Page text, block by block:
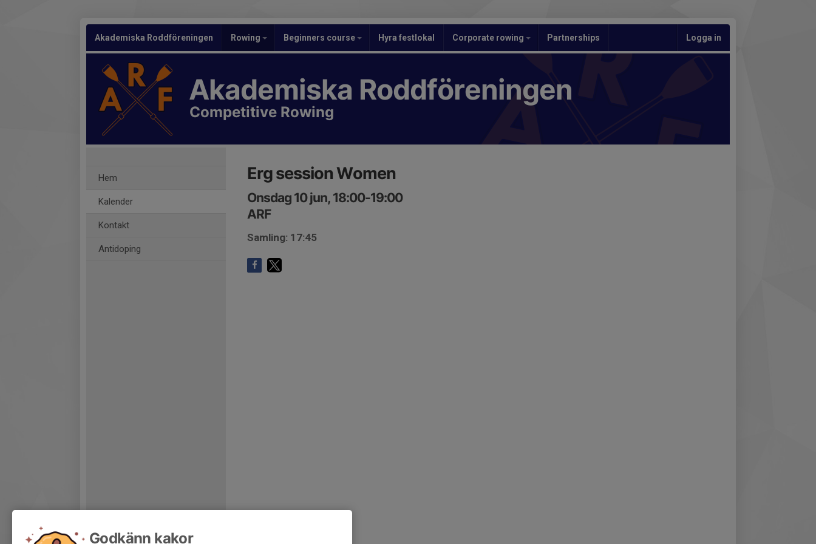
Akademiska Roddföreningen Rowing Beginners course Hyra festlokal Corporate rowing Partnerships Logga in
Akademiska Roddföreningen
Competitive Rowing
Hem
Kalender
Kontakt
Antidoping
Erg session Women
Onsdag 10 jun, 18:00-19:00
ARF
Samling: 17:45
Godkänn kakor